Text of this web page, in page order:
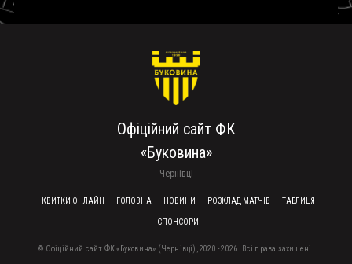
Офіційний сайт ФК
«Буковина»
Чернівці
FOOTER MENU
КВИТКИ ОНЛАЙН ГОЛОВНА НОВИНИ РОЗКЛАД МАТЧІВ ТАБЛИЦЯ
СПОНСОРИ
© Офіційний сайт ФК «Буковина» (Чернівці), 2020 - 2026. Всі права захищені.